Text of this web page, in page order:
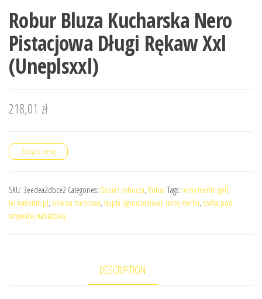
Robur Bluza Kucharska Nero
Pistacjowa Długi Rękaw Xxl
(Uneplsxxl)
218,01 zł
Zobacz cenę
SKU: 3eedea2dbce2 Categories: Odzież robocza, RoburTags: leroy merlin grill,
leroymerlin.pl, okleina meblowa, słupki ogrodzeniowe leroy merlin, szafka pod
umywalkę nablatową
DESCRIPTION